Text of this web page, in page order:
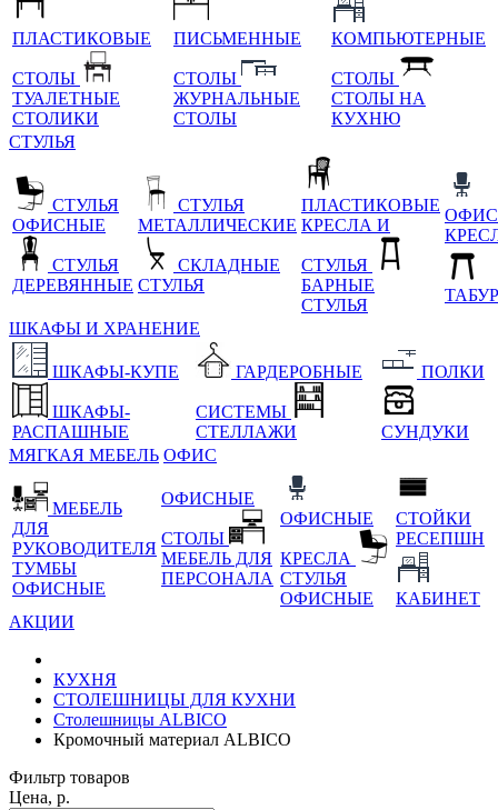
ПЛАСТИКОВЫЕ
СТОЛЫ
ТУАЛЕТНЫЕ
СТОЛИКИ
ПИСЬМЕННЫЕ
СТОЛЫ
ЖУРНАЛЬНЫЕ
СТОЛЫ
КОМПЬЮТЕРНЫЕ
СТОЛЫ
СТОЛЫ НА
КУХНЮ
СТУЛЬЯ
СТУЛЬЯ
ОФИСНЫЕ
СТУЛЬЯ
ДЕРЕВЯННЫЕ
СТУЛЬЯ
МЕТАЛЛИЧЕСКИЕ
СКЛАДНЫЕ
СТУЛЬЯ
ПЛАСТИКОВЫЕ
КРЕСЛА И
СТУЛЬЯ
БАРНЫЕ
СТУЛЬЯ
ШКАФЫ И ХРАНЕНИЕ
ШКАФЫ-КУПЕ
ШКАФЫ-
РАСПАШНЫЕ
ГАРДЕРОБНЫЕ
СИСТЕМЫ
СТЕЛЛАЖИ
ПОЛКИ
СУНДУКИ
МЯГКАЯ МЕБЕЛЬ ОФИС
МЕБЕЛЬ
ДЛЯ
РУКОВОДИТЕЛЯ
ТУМБЫ
ОФИСНЫЕ
ОФИСНЫЕ
СТОЛЫ
МЕБЕЛЬ ДЛЯ
ПЕРСОНАЛА
ОФИСНЫЕ
КРЕСЛА
СТУЛЬЯ
ОФИСНЫЕ
СТОЙКИ
РЕСЕПШН
КАБИНЕТ
АКЦИИ
КУХНЯ
СТОЛЕШНИЦЫ ДЛЯ КУХНИ
Столешницы ALBICO
Кромочный материал ALBICO
Фильтр товаров
Цена, р.